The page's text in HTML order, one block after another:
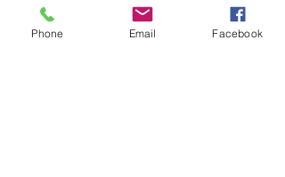
Phone Email Facebook